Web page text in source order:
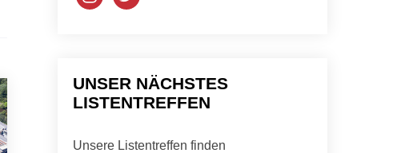
UNSER NÄCHSTES
LISTENTREFFEN
Unsere Listentreffen finden